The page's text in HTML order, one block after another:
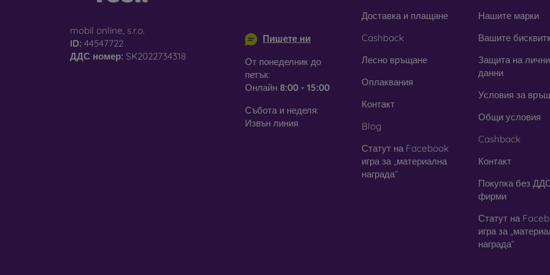
Защитни фолиа за мобилен
Освен закалени стъкла, можете да използвате и
предлага толкова висока степен на защита като стъклото. Използва
поставянето на стъкло е по-трудно. Благодарение на тънкия си
калъфи. В съчетание със защитен калъф осигурява достатъчно добро
Независимо дали изберете фолио или някой от видовете защитни
модел на вашия смартфон. В нашия онлайн магазинFOONще
стъкла за мобилни телефони.
mobil online, s.r.o.
ID: 44547722
ДДС ​​номер: SK2022734318
Пишете ни
От понеделник до
петък:
Онлайн 8:00 - 15:00
Събота и неделя:
Извън линия
Доставка и плащане
Cashback
Лесно връщане
Оплаквания
Контакт
Blog
Статут на Facebook
игра за „материална
награда“
Нашите марки
Вашите
Защита на
данни
Условия за
Общи условия
Cashback
Контакт
Покупка без
фирми
Статут на
игра за
награда“